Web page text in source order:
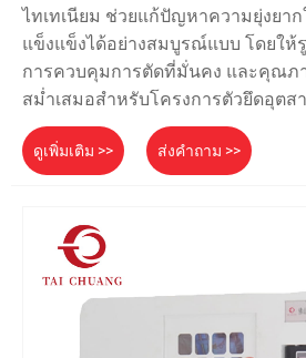
ไทเทเนียม ช่วยแก้ปัญหาความยุ่งยา
แข็งแข็งได้อย่างสมบูรณ์แบบ โดยให้
การควบคุมการตัดที่มั่นคง และคุณภ
สม่ำเสมอสำหรับโครงการตัวยึดอุตส
ดูเพิ่มเติม >> ส่งคำถาม >>